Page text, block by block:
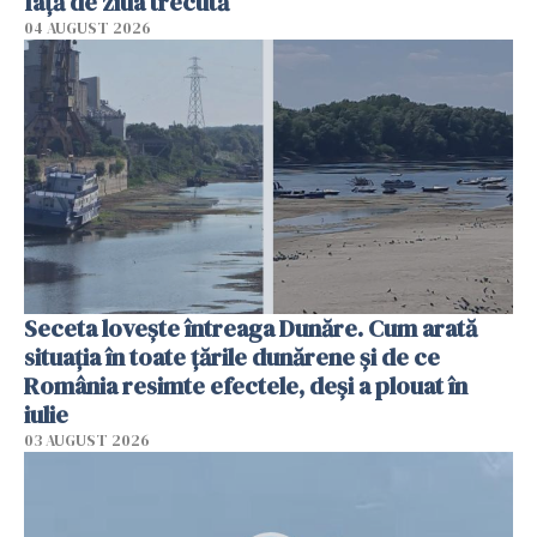
04 AUGUST 2026
Seceta lovește întreaga Dunăre. Cum arată
situația în toate țările dunărene și de ce
România resimte efectele, deși a plouat în
iulie
03 AUGUST 2026